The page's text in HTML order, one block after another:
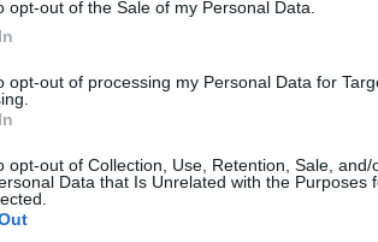
opt-out of the Sale of my Personal Data.
opt-out of processing my Personal Data for
opt-out of Collection, Use, Retention, Sale, and/
Data that Is Unrelated with the Purposes
portfolio.hu hírarchívumához tartozik,
tartalmazza:
cikkarchívum
Előfizetés